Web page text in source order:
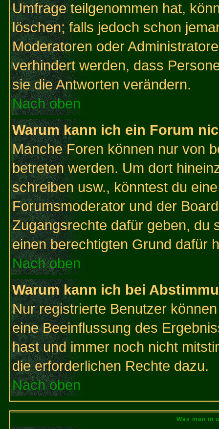
Umfrage teilgenommen hat,
löschen; falls jedoch schon
Moderatoren oder
verhindert werden, dass
sie die Antworten verändern.
Nach oben
Warum kann ich ein Forum
Manche Foren können nur von
betreten werden. Um dort
schreiben usw., könntest du
Forumsmoderator und der
Zugangsrechte dafür geben, du
einen berechtigten Grund dafür
Nach oben
Warum kann ich bei
Nur registrierte Benutzer
eine Beeinflussung des
hast und immer noch nicht
die erforderlichen Rechte dazu.
Nach oben
Was man in